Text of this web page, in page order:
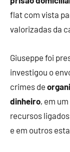
flat com vista
valorizadas da
Giuseppe foi
investigou o
crimes de
dinheiro, em
recursos
e em outros